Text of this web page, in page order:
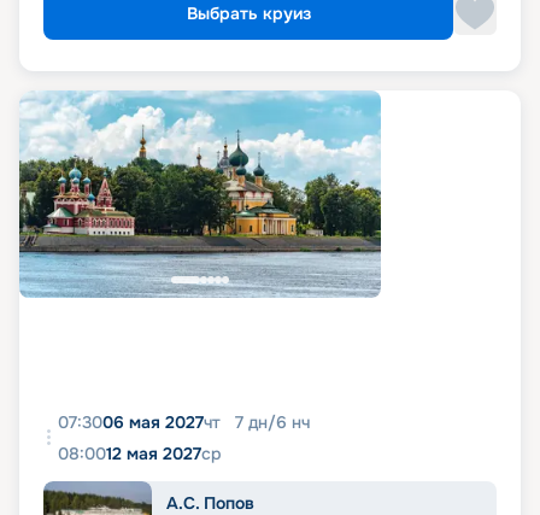
Выбрать круиз
07:3006 мая 2027чт 7 дн/6 нч
08:0012 мая 2027ср
А.С. Попов